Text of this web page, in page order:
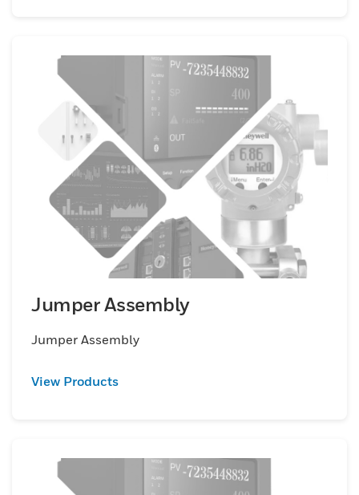
Jumper Assembly
Jumper Assembly
View Products